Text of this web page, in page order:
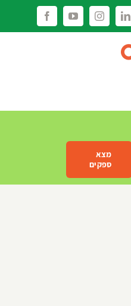
LinkedIn
Instagram
YouTube
Facebook
מצא
ספקים